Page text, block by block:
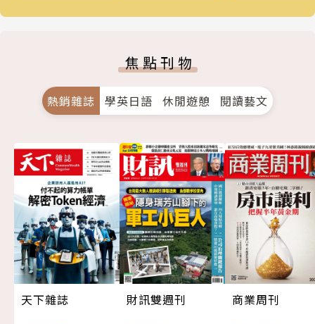
焦點刊物
熱銷雜誌 學英日語 休閒遊憩 閱讀藝文
天下雜誌
財訊雙週刊
商業周刊